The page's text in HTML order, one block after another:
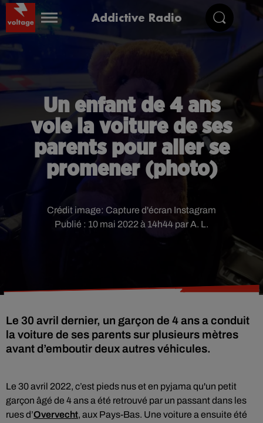
Addictive Radio
Un enfant de 4 ans
vole la voiture de ses
parents pour aller se
promener (photo)
Publié : 10 mai 2022 à 14h44 par A. L.
Crédit image: Capture d'écran Instagram
Le 30 avril dernier, un garçon de 4 ans a conduit
la voiture de ses parents sur plusieurs mètres
avant d’emboutir deux autres véhicules.
Le 30 avril 2022, c’est pieds nus et en pyjama qu'un petit
garçon âgé de 4 ans a été retrouvé par un passant dans les
rues d’Overvecht, aux Pays-Bas. Une voiture a ensuite été